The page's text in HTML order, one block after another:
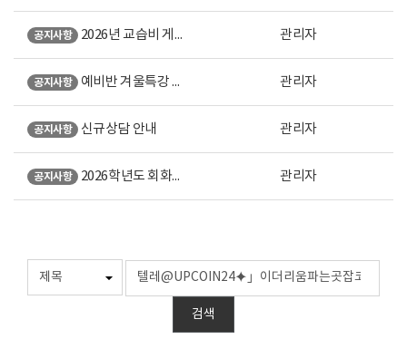
공지사항 2026년 교습비 게시표 (노원 직영) 관리자
공지사항 예비반 겨울특강 안내 관리자
공지사항 신규상담 안내 관리자
공지사항 2026학년도 회화계열 미대입시 설명회 오시는 길 안내 관리자
검색